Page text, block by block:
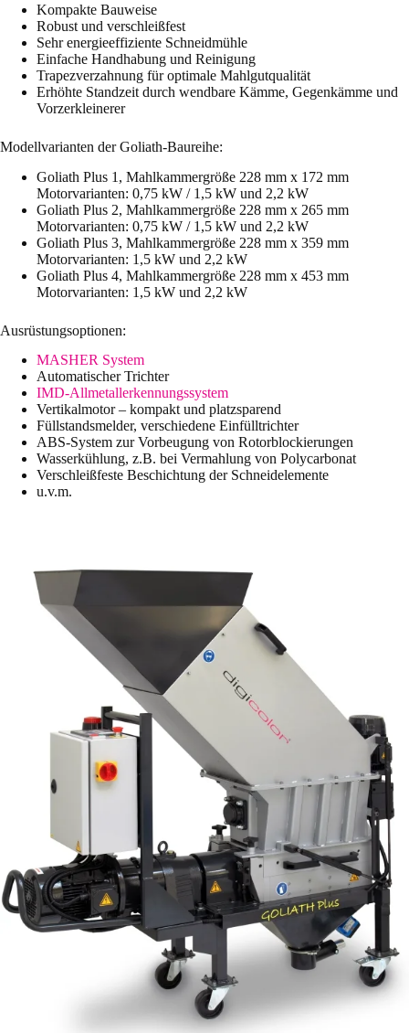
Kompakte Bauweise
Robust und verschleißfest
Sehr energieeffiziente Schneidmühle
Einfache Handhabung und Reinigung
Trapezverzahnung für optimale Mahlgutqualität
Erhöhte Standzeit durch wendbare Kämme, Gegenkämme und
Vorzerkleinerer
Modellvarianten der Goliath-Baureihe:
Goliath Plus 1, Mahlkammergröße 228 mm x 172 mm
Motorvarianten: 0,75 kW / 1,5 kW und 2,2 kW
Goliath Plus 2, Mahlkammergröße 228 mm x 265 mm
Motorvarianten: 0,75 kW / 1,5 kW und 2,2 kW
Goliath Plus 3, Mahlkammergröße 228 mm x 359 mm
Motorvarianten: 1,5 kW und 2,2 kW
Goliath Plus 4, Mahlkammergröße 228 mm x 453 mm
Motorvarianten: 1,5 kW und 2,2 kW
Ausrüstungsoptionen:
MASHER System
Automatischer Trichter
IMD-Allmetallerkennungssystem
Vertikalmotor – kompakt und platzsparend
Füllstandsmelder, verschiedene Einfülltrichter
ABS-System zur Vorbeugung von Rotorblockierungen
Wasserkühlung, z.B. bei Vermahlung von Polycarbonat
Verschleißfeste Beschichtung der Schneidelemente
u.v.m.